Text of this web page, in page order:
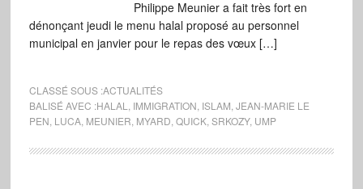
Philippe Meunier a fait très fort en
dénonçant jeudi le menu halal proposé au personnel
municipal en janvier pour le repas des vœux […]
CLASSÉ SOUS :ACTUALITÉS
BALISÉ AVEC :HALAL IMMIGRATION ISLAM JEAN-MARIE LE
PEN LUCA, MEUNIER MYARD QUICK, SRKOZY, UMP